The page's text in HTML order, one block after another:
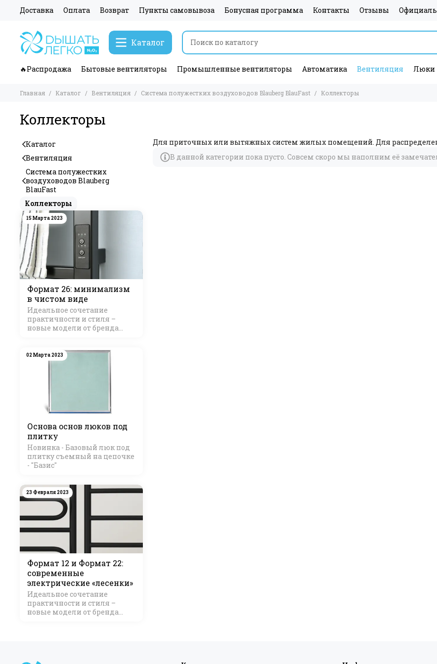
Доставка Оплата Возврат Пункты самовывоза Бонусная программа Контакты Отзывы
Каталог
🔥Распродажа Бытовые вентиляторы Промышленные вентиляторы Автоматика Вентиляция Люки
Главная Каталог Вентиляция Система полужестких воздуховодов Blauberg BlauFast Коллекторы
Коллекторы
Для приточных или вытяжных систем жилых помещений. Для
В данной категории пока пусто. Совсем скоро мы наполним её
Каталог
Вентиляция
Система полужестких
воздуховодов Blauberg
BlauFast
Коллекторы
15 Марта 2023
Формат 26: минимализм
в чистом виде
Идеальное сочетание
практичности и стиля –
новые модели от бренда
02 Марта 2023
Основа основ люков под
плитку
Новинка - Базовый люк под
плитку съемный на цепочке
- "Базис"
23 Февраля 2023
Формат 12 и Формат 22:
современные
электрические «лесенки»
Идеальное сочетание
практичности и стиля –
новые модели от бренда